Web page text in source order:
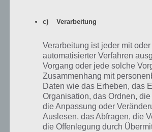
c) Verarbeitung
Verarbeitung ist jeder mit
automatisierter Verfahren
Vorgang oder jede solche
Zusammenhang mit
Daten wie das Erheben, das
Organisation, das Ordnen,
die Anpassung oder
Auslesen, das Abfragen, die
die Offenlegung durch